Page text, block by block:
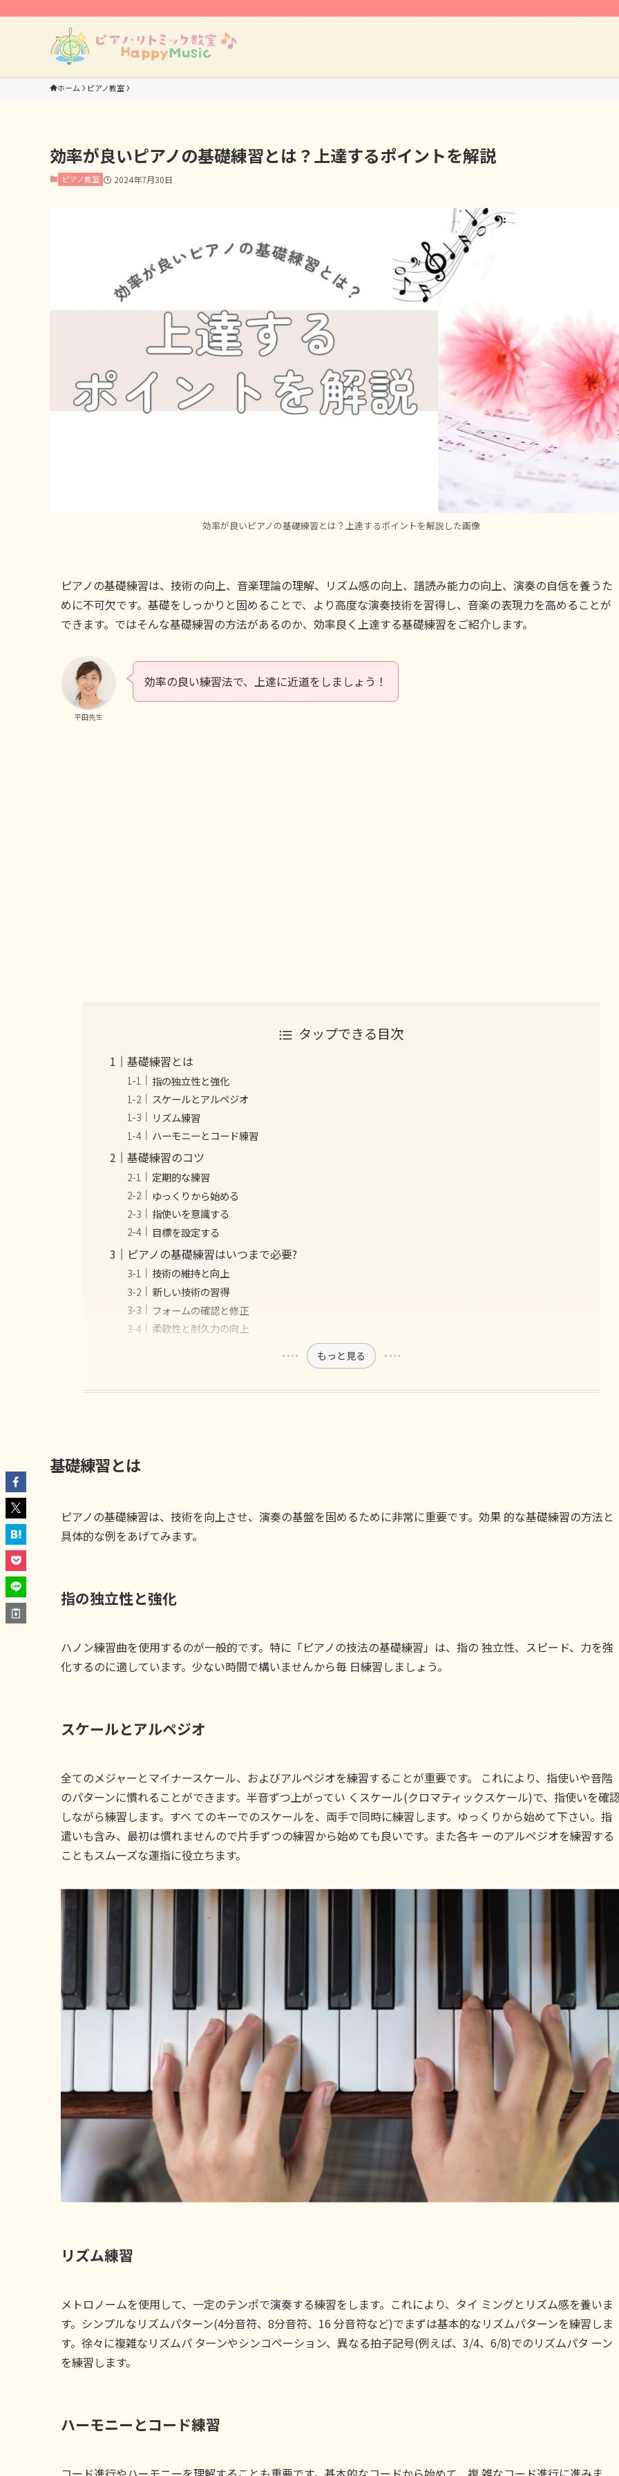
ホーム ピアノ教室
効率が良いピアノの基礎練習とは？上達するポイントを解説
ピアノ教室 2024年7月30日
効率が良いピアノの基礎練習とは？上達するポイントを解説した画像
ピアノの基礎練習は、技術の向上、音楽理論の理解、リズム感の向上、譜読み能力の向上、演奏の自信を養うた
めに不可欠です。基礎をしっかりと固めることで、より高度な演奏技術を習得し、音楽の表現力を高めることが
できます。ではそんな基礎練習の方法があるのか、効率良く上達する基礎練習をご紹介します。
平田先生
効率の良い練習法で、上達に近道をしましょう！
タップできる目次
基礎練習とは
指の独立性と強化
スケールとアルペジオ
リズム練習
ハーモニーとコード練習
基礎練習のコツ
定期的な練習
ゆっくりから始める
指使いを意識する
目標を設定する
ピアノの基礎練習はいつまで必要?
技術の維持と向上
新しい技術の習得
フォームの確認と修正
柔軟性と耐久力の向上
もっと見る
基礎練習とは
ピアノの基礎練習は、技術を向上させ、演奏の基盤を固めるために非常に重要です。効果 的な基礎練習の方法と
具体的な例をあげてみます。
指の独立性と強化
ハノン練習曲を使用するのが一般的です。特に「ピアノの技法の基礎練習」は、指の 独立性、スピード、力を強
化するのに適しています。少ない時間で構いませんから毎 日練習しましょう。
スケールとアルペジオ
全てのメジャーとマイナースケール、およびアルペジオを練習することが重要です。 これにより、指使いや音階
のパターンに慣れることができます。半音ずつ上がってい くスケール(クロマティックスケール)で、指使いを確
しながら練習します。すべ てのキーでのスケールを、両手で同時に練習します。ゆっくりから始めて下さい。指
遣いも含み、最初は慣れませんので片手ずつの練習から始めても良いです。また各キ ーのアルペジオを練習する
こともスムーズな運指に役立ちます。
リズム練習
メトロノームを使用して、一定のテンポで演奏する練習をします。これにより、タイ ミングとリズム感を養いま
す。シンプルなリズムパターン(4分音符、8分音符、16 分音符など)でまずは基本的なリズムパターンを練習しま
す。徐々に複雑なリズムパ ターンやシンコペーション、異なる拍子記号(例えば、3/4、6/8)でのリズムパタ ーン
を練習します。
ハーモニーとコード練習